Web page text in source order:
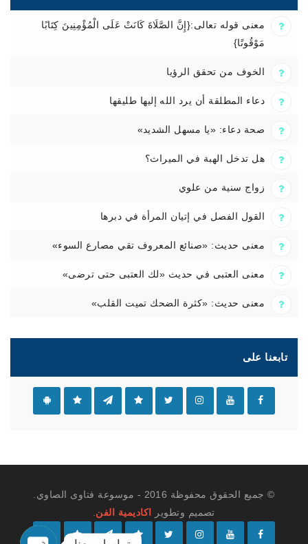
معنى قوله تعالى:{إِنَّ الصَّلَاةَ كَانَتْ عَلَى الْمُؤْمِنِينَ كِتَابًا
مَوْقُوتًا}
الخوف من تحقق الرؤيا
دعاء المطلقة أن يرد الله إليها طليقها
صحة دعاء: «يا مسهل الشديد»
هل تدخل الهبة في الميراث؟
زواج سنية من علوي
القول الفصل في إتيان المرأة في دبرها
معنى حديث: «صنائع المعروف تقي مصارع السوء»
معنى العتبى في حديث «لك العتبى حتى ترضى»
معنى حديث: «كثرة الضحك تميت القلب»
تابعنا على
© جميع الحقوق محفوظة 2016 - موسوعة فتاوى الصاوي.
تصميم وتطوير
اكاديمية الفن